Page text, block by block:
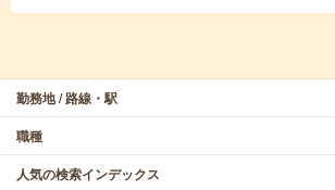
勤務地 / 路線・駅
職種
人気の検索インデックス